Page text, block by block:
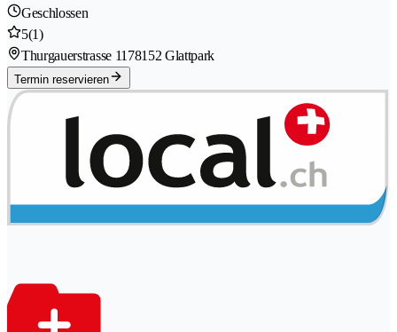
Geschlossen
5(1)
Thurgauerstrasse 1178152 Glattpark
Termin reservieren